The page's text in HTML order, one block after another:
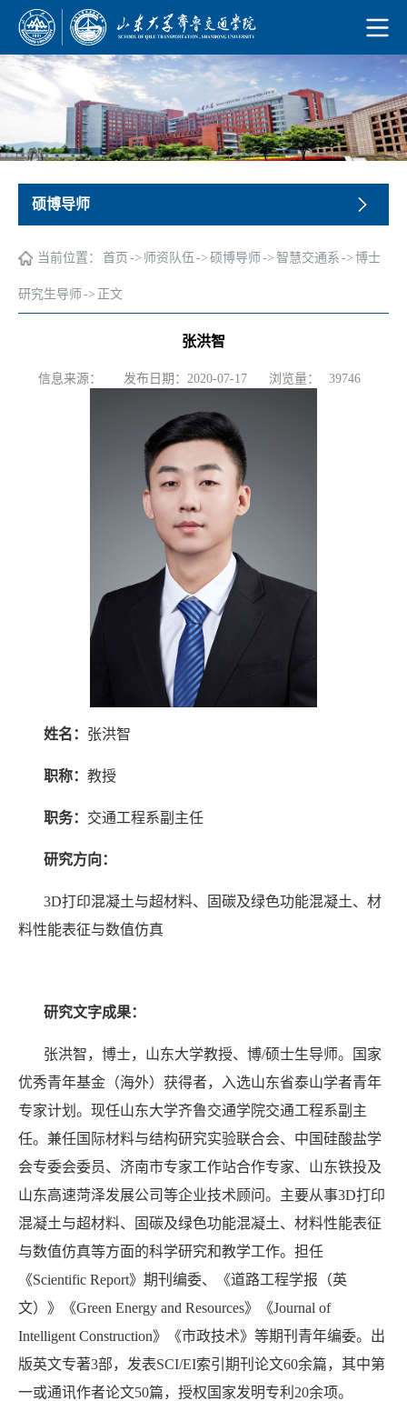
硕博导师
当前位置： 首页 -> 师资队伍 -> 硕博导师-> 智慧交通系 -> 博士
研究生导师-> 正文
张洪智
信息来源： 发布日期：2020-07-17 浏览量： 39746
姓名： 张洪智
职称： 教授
职务： 交通工程系副主任
研究方向：
3D打印混凝土与超材料、固碳及绿色功能混凝土、材
料性能表征与数值仿真
研究文字成果：
张洪智，博士，山东大学教授、博/硕士生导师。国家
优秀青年基金（海外）获得者，入选山东省泰山学者青年
专家计划。现任山东大学齐鲁交通学院交通工程系副主
任。兼任国际材料与结构研究实验联合会、中国硅酸盐学
会专委会委员、济南市专家工作站合作专家、山东铁投及
山东高速菏泽发展公司等企业技术顾问。主要从事3D打印
混凝土与超材料、固碳及绿色功能混凝土、材料性能表征
与数值仿真等方面的科学研究和教学工作。担任
《Scientific Report》期刊编委、《道路工程学报（英
文）》《Green Energy and Resources》《Journal of
Intelligent Construction》《市政技术》等期刊青年编委。出
版英文专著3部，发表SCI/EI索引期刊论文60余篇，其中第
一或通讯作者论文50篇，授权国家发明专利 20余项。